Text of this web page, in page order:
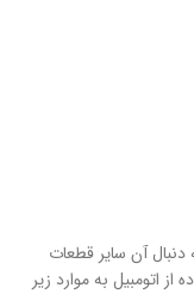
آن سایر قطعات
اتومبیل به موارد زیر